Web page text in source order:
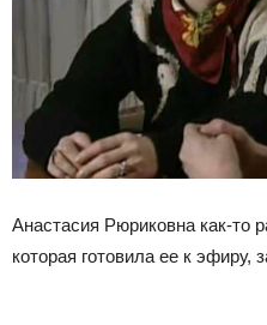
Анастасия Рюриковна как-то
которая готовила ее к эфиру,